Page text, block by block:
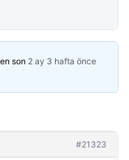
son 2 ay 3 hafta önce
#21323